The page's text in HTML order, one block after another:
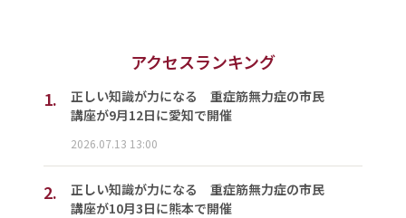
アクセスランキング
1.
正しい知識が力になる 重症筋無力症の市民
講座が9月12日に愛知で開催
2026.07.13 13:00
2.
正しい知識が力になる 重症筋無力症の市民
講座が10月3日に熊本で開催